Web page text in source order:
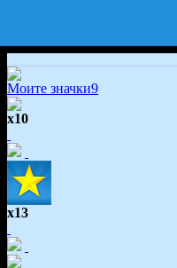
Моите значки9
x10
x13